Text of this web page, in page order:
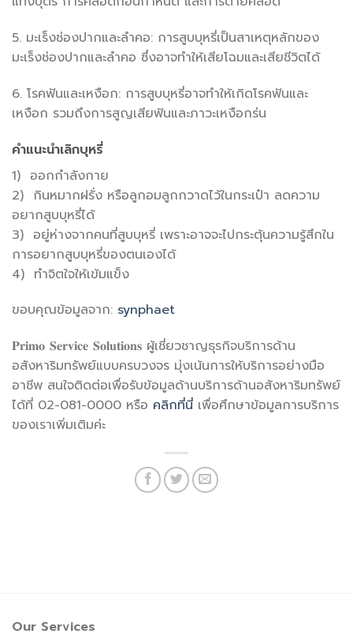
5. มะเร็งช่องปากและลำคอ: การสูบบุหรี่เป็นสาเหตุหลักของ
มะเร็งช่องปากและลำคอ ซึ่งอาจทำให้เสียโฉมและเสียชีวิตได้
6. โรคฟันและเหงือก: การสูบบุหรี่อาจทำให้เกิดโรคฟันและ
เหงือก รวมถึงการสูญเสียฟันและภาวะเหงือกร่น
คำแนะนำเลิกบุหรี่
1) ออกกำลังกาย
2) กินหมากฝรั่ง หรือลูกอมลูกกวาดไว้ในกระเป๋า ลดความ
อยากสูบบุหรี่ได้
3) อยู่ห่างจากคนที่สูบบุหรี่ เพราะอาจจะไปกระตุ้นความรู้สึกใน
การอยากสูบบุหรี่ของตนเองได้
4) ทำจิตใจให้เข้มแข็ง
ขอบคุณข้อมูลจาก: synphaet
𝐏𝐫𝐢𝐦𝐨 𝐒𝐞𝐫𝐯𝐢𝐜𝐞 𝐒𝐨𝐥𝐮𝐭𝐢𝐨𝐧𝐬 ผู้เชี่ยวชาญธุรกิจบริการด้าน
อสังหาริมทรัพย์แบบครบวงจร มุ่งเน้นการให้บริการอย่างมือ
อาชีพ สนใจติดต่อเพื่อรับข้อมูลด้านบริการด้านอสังหาริมทรัพย์
ได้ที่ 02-081-0000 หรือ คลิกที่นี่ เพื่อศึกษาข้อมูลการบริการ
ของเราเพิ่มเติมค่ะ
Our Services